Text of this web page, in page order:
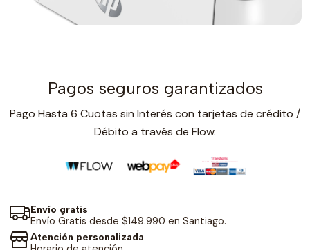
Pagos seguros garantizados
Pago Hasta 6 Cuotas sin Interés con tarjetas de crédito /
Débito a través de Flow.
Envío gratis
Envío Gratis desde $149.990 en Santiago.
Atención personalizada